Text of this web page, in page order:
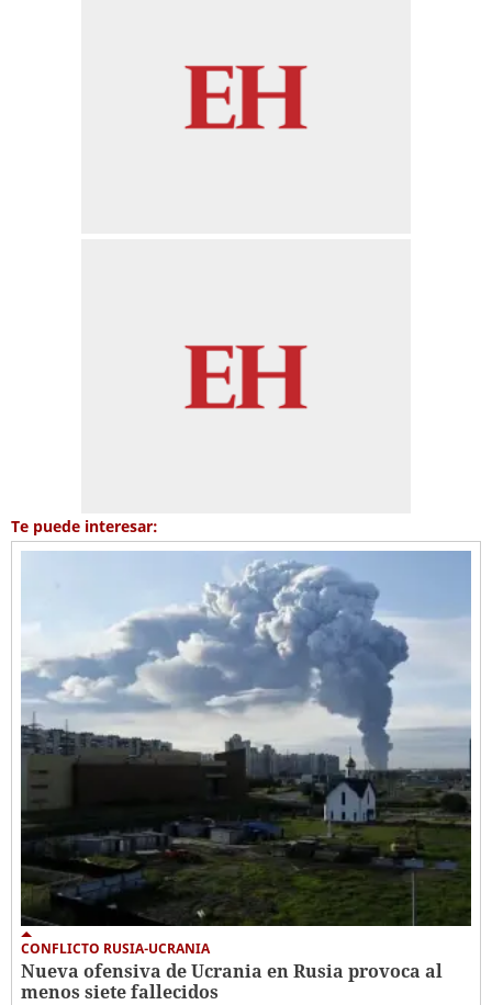
Te puede interesar:
CONFLICTO RUSIA-UCRANIA
Nueva ofensiva de Ucrania en Rusia provoca al
menos siete fallecidos